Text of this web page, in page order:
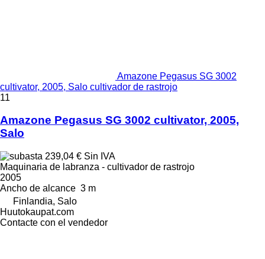
Amazone Pegasus SG 3002
cultivator, 2005, Salo cultivador de rastrojo
11
Amazone Pegasus SG 3002 cultivator, 2005,
Salo
239,04 € Sin IVA
Maquinaria de labranza - cultivador de rastrojo
2005
Ancho de alcance 3 m
Finlandia, Salo
Huutokaupat.com
Contacte con el vendedor